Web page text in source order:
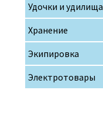
Удочки и удилища
Хранение
Экипировка
Электротовары